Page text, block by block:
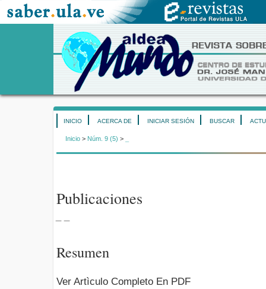
INICIO ACERCA DE INICIAR SESIÓN BUSCAR
Inicio > Núm. 9 (5) >
Publicaciones
Resumen
Ver Artìculo Completo En PDF